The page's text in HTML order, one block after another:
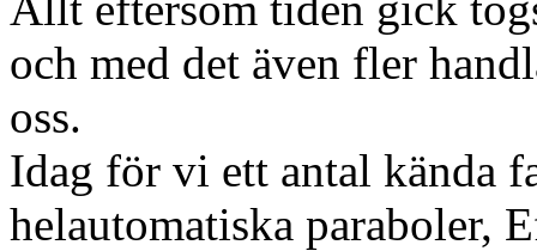
och med det även fler
oss.
Idag för vi ett antal kända
helautomatiska paraboler,